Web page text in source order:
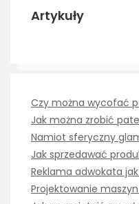
Artykuły
Czy można wycofać
Jak można zrobić
Namiot sferyczny
Jak sprzedawać
Reklama adwokata
Projektowanie